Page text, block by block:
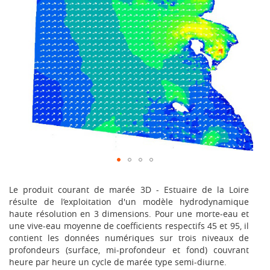
Le produit courant de marée 3D - Estuaire de la Loire
résulte de l’exploitation d'un modèle hydrodynamique
haute résolution en 3 dimensions. Pour une morte-eau et
une vive-eau moyenne de coefficients respectifs 45 et 95, il
contient les données numériques sur trois niveaux de
profondeurs (surface, mi-profondeur et fond) couvrant
heure par heure un cycle de marée type semi-diurne.